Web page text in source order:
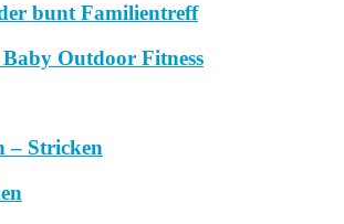
bunt Familientreff
Outdoor Fitness
– Stricken